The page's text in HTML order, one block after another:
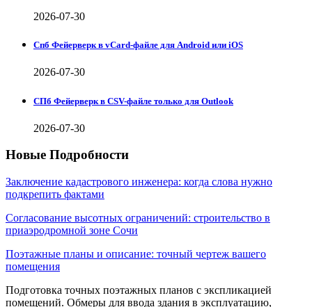
2026-07-30
Спб Фейерверк в vCard-файле для Android или iOS
2026-07-30
СПб Фейерверк в CSV-файле только для Outlook
2026-07-30
Новые Подробности
Заключение кадастрового инженера: когда слова нужно
подкрепить фактами
Согласование высотных ограничений: строительство в
приаэродромной зоне Сочи
Поэтажные планы и описание: точный чертеж вашего
помещения
Подготовка точных поэтажных планов с экспликацией
помещений. Обмеры для ввода здания в эксплуатацию,